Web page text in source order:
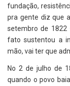
fundação,
pra gente diz que
setembro de
fato sustentou a
mão, vai ter que
No 2 de julho de
quando o povo